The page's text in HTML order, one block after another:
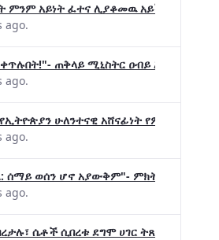
ምንም አይነት ፈተና ሊያቆመዉ አይችልም"-
ago.
ጠቅላይ ሚኒስትር ዐብይ አሕመድ (ዶ/ር)
ago.
ሁለንተናዊ አሸናፊነት የምናረጋግጥበት
ago.
ሰማይ ወሰን ሆኖ አያውቅም"- ምክትል ጠቅላይ
ago.
ሴቶች ሲበረቱ ደግሞ ሀገር ትጸናለች"- ዶ/ር